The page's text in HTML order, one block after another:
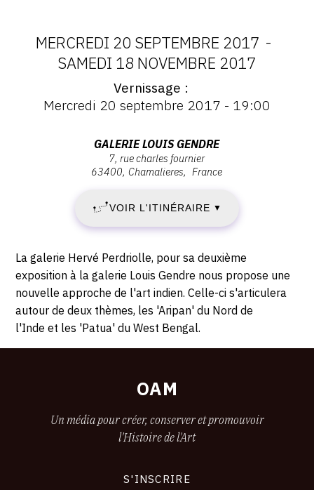
TWITTER
PINTEREST
DATES
:
20
2017
-
SAMEDI
18
NOVEMBRE
MERCREDI 20 SEPTEMBRE 2017 -
SAMEDI 18 NOVEMBRE 2017
Vernissage
Mercredi 20 septembre 2017 - 19:00
rue
Charles
Fournier,
63400
Chamalieres
GALERIE LOUIS GENDRE
7, rue charles fournier
63400 Chamalieres France
VOIR L'ITINÉRAIRE ▼
Description,
horaires...
La galerie Hervé Perdriolle, pour sa deuxième
exposition à la galerie Louis Gendre nous propose une
nouvelle approche de l'art indien. Celle-ci s'articulera
autour de deux thèmes, les 'Aripan' du Nord de
l'Inde et les 'Patua' du West Bengal.
OAM
Un média pour créer, conserver et promouvoir
l'Histoire de l'Art
S'INSCRIRE